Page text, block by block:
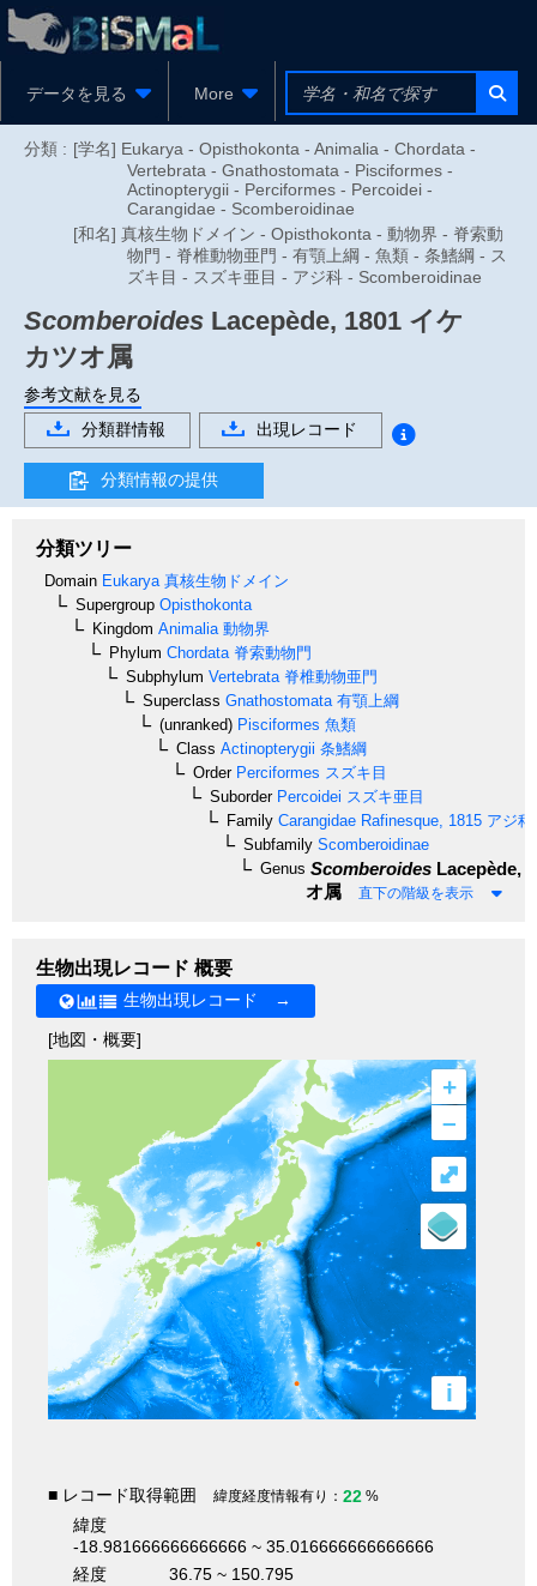
データを見る More
分類 : [学名] Eukarya - Opisthokonta - Animalia - Chordata -
Vertebrata - Gnathostomata - Pisciformes -
Actinopterygii - Perciformes - Percoidei -
Carangidae - Scomberoidinae
[和名] 真核生物ドメイン - Opisthokonta - 動物界 - 脊索動
物門 - 脊椎動物亜門 - 有顎上綱 - 魚類 - 条鰭綱 - ス
ズキ目 - スズキ亜目 - アジ科 - Scomberoidinae
Scomberoides Lacepède, 1801 イケ
カツオ属
参考文献を見る
分類群情報
出現レコード
分類情報の提供
分類ツリー
Domain Eukarya 真核生物ドメイン
Supergroup Opisthokonta
Kingdom Animalia 動物界
Phylum Chordata 脊索動物門
Subphylum Vertebrata 脊椎動物亜門
Superclass Gnathostomata 有顎上綱
(unranked) Pisciformes 魚類
Class Actinopterygii 条鰭綱
OrderPerciformes スズキ目
SuborderPercoidei スズキ亜目
Family Carangidae Rafinesque, 1815 アジ科
Subfamily Scomberoidinae
Genus Scomberoides Lacepède,
オ属
直下の階級を表示
生物出現レコード 概要
生物出現レコード →
[地図・概要]
+
–
i
⤢
■ レコード取得範囲 緯度経度情報有り： 22 %
緯度
-18.981666666666666 ~ 35.016666666666666
経度
36.75 ~ 150.795